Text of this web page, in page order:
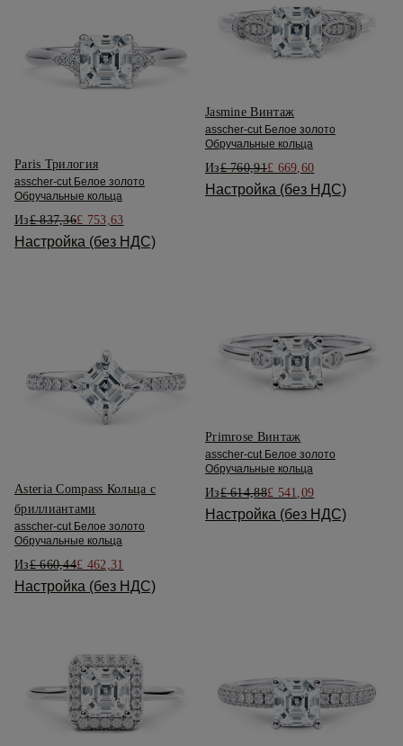
Paris Трилогия
asscher-cut Белое золото
Обручальные кольца
Из£ 837,36£ 753,63
Настройка (без НДС)
Jasmine Винтаж
asscher-cut Белое золото
Обручальные кольца
Из£ 760,91£ 669,60
Настройка (без НДС)
Asteria Compass Кольца с
бриллиантами
asscher-cut Белое золото
Обручальные кольца
Из£ 660,44£ 462,31
Настройка (без НДС)
Primrose Винтаж
asscher-cut Белое золото
Обручальные кольца
Из£ 614,88£ 541,09
Настройка (без НДС)